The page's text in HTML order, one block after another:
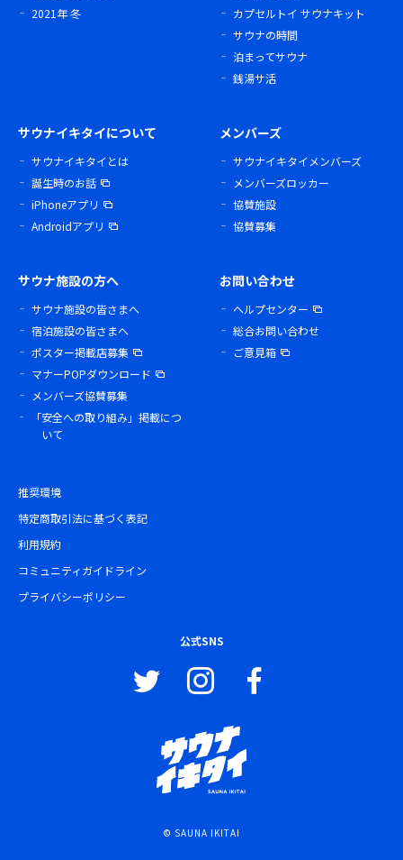
2021年 冬
カプセルトイ サウナキット
サウナの時間
泊まってサウナ
銭湯サ活
サウナイキタイについて
サウナイキタイとは
誕生時のお話
iPhoneアプリ
Androidアプリ
メンバーズ
サウナイキタイメンバーズ
メンバーズロッカー
協賛施設
協賛募集
サウナ施設の方へ
サウナ施設の皆さまへ
宿泊施設の皆さまへ
ポスター掲載店募集
マナーPOPダウンロード
メンバーズ協賛募集
「安全への取り組み」掲載につ
いて
お問い合わせ
ヘルプセンター
総合お問い合わせ
ご意見箱
推奨環境
特定商取引法に基づく表記
利用規約
コミュニティガイドライン
プライバシーポリシー
公式SNS
© SAUNA IKITAI